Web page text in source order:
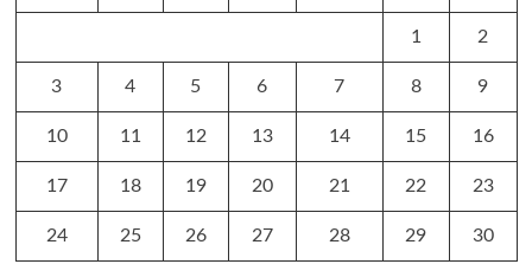
1 2
3 4 5 6 7 8 9
10 11 12 13 14 15 16
17 18 19 20 21 22 23
24 25 26 27 28 29 30